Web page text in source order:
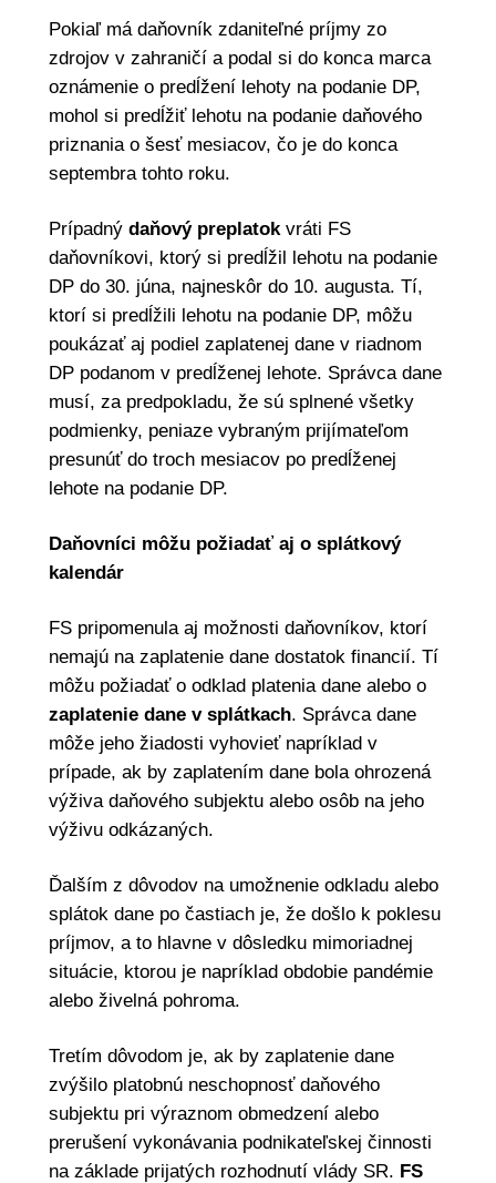
Pokiaľ má daňovník zdaniteľné príjmy zo
zdrojov v zahraničí a podal si do konca marca
oznámenie o predĺžení lehoty na podanie DP,
mohol si predĺžiť lehotu na podanie daňového
priznania o šesť mesiacov, čo je do konca
septembra tohto roku.
Prípadný daňový preplatokvráti FS
daňovníkovi, ktorý si predĺžil lehotu na podanie
DP do 30. júna, najneskôr do 10. augusta. Tí,
ktorí si predĺžili lehotu na podanie DP, môžu
poukázať aj podiel zaplatenej dane v riadnom
DP podanom v predĺženej lehote. Správca dane
musí, za predpokladu, že sú splnené všetky
podmienky, peniaze vybraným prijímateľom
presunúť do troch mesiacov po predĺženej
lehote na podanie DP.
Daňovníci môžu požiadať aj o splátkový
kalendár
FS pripomenula aj možnosti daňovníkov, ktorí
nemajú na zaplatenie dane dostatok financií. Tí
môžu požiadať o odklad platenia dane alebo o
zaplatenie dane v splátkach. Správca dane
môže jeho žiadosti vyhovieť napríklad v
prípade, ak by zaplatením dane bola ohrozená
výživa daňového subjektu alebo osôb na jeho
výživu odkázaných.
Ďalším z dôvodov na umožnenie odkladu alebo
splátok dane po častiach je, že došlo k poklesu
príjmov, a to hlavne v dôsledku mimoriadnej
situácie, ktorou je napríklad obdobie pandémie
alebo živelná pohroma.
Tretím dôvodom je, ak by zaplatenie dane
zvýšilo platobnú neschopnosť daňového
subjektu pri výraznom obmedzení alebo
prerušení vykonávania podnikateľskej činnosti
na základe prijatých rozhodnutí vlády SR. FS